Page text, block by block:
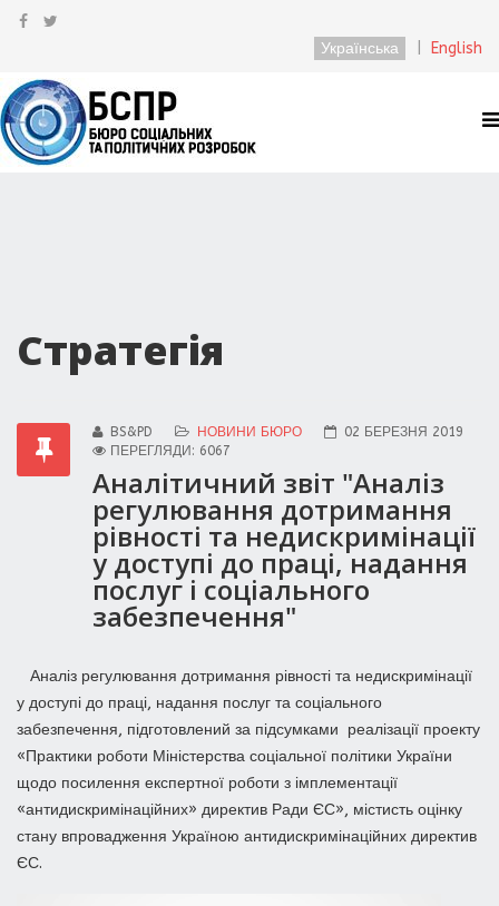
Українська English
Стратегія
BS&PD НОВИНИ БЮРО
02 БЕРЕЗНЯ 2019
ПЕРЕГЛЯДИ: 6067
Аналітичний звіт "Аналіз
регулювання дотримання
рівності та недискримінації
у доступі до праці, надання
послуг і соціального
забезпечення"
Аналіз регулювання дотримання рівності та недискримінації
у доступі до праці, надання послуг та соціального
забезпечення, підготовлений за підсумками реалізації проекту
«Практики роботи Міністерства соціальної політики України
щодо посилення експертної роботи з імплементації
«антидискримінаційних» директив Ради ЄС», містисть оцінку
стану впровадження Україною антидискримінаційних директив
ЄС.